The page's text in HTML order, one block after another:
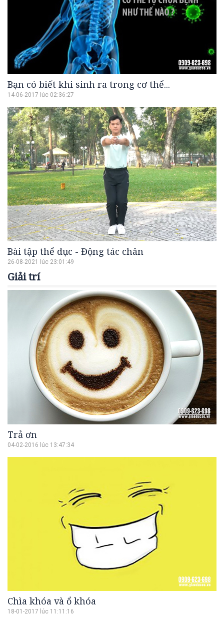
Bạn có biết khi sinh ra trong cơ thể...
14-06-2017 lúc 02:36:27
Bài tập thể dục - Động tác chân
26-08-2021 lúc 23:01:49
Giải trí
Trả ơn
04-02-2016 lúc 13:47:34
Chìa khóa và ổ khóa
18-01-2017 lúc 11:11:16